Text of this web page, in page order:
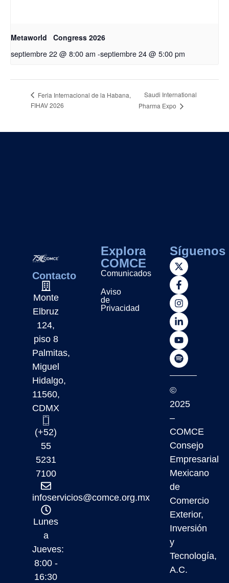
Metaworld Congress 2026
septiembre 22 @ 8:00 am -septiembre 24 @ 5:00 pm
Feria Internacional de la Habana,
FIHAV 2026
Saudi International
Pharma Expo
Contacto
Monte
Elbruz
124,
piso 8
Palmitas,
Miguel
Hidalgo,
11560,
CDMX
(+52)
55
5231
7100
infoservicios@comce.org.mx
Lunes
a
Jueves:
8:00 -
16:30
Explora
COMCE
Comunicados
Aviso
de
Privacidad
Síguenos
©
2025
–
COMCE
Consejo
Empresarial
Mexicano
de
Comercio
Exterior,
Inversión
y
Tecnología,
A.C.